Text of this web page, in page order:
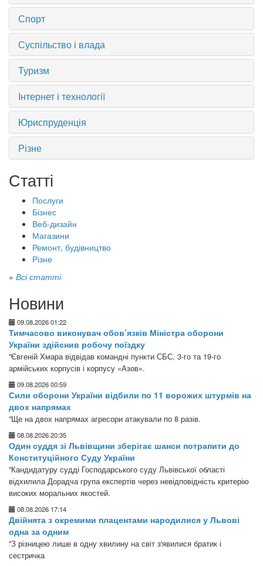
Спорт
Суспільство і влада
Туризм
Інтернет і технології
Юриспруденція
Різне
Статті
Послуги
Бізнес
Веб-дизайн
Магазини
Ремонт, будівництво
Різне
» Всі статті
Новини
09.08.2026 01:22
Тимчасово виконувач обов’язків Міністра оборони
України здійснив робочу поїздку
"Євгеній Хмара відвідав командні пункти СБС, 3-го та 19-го
армійських корпусів і корпусу «Азов».
09.08.2026 00:59
Сили оборони України відбили по 11 ворожих штурмів на
двох напрямах
"Ще на двох напрямах агресори атакували по 8 разів.
08.08.2026 20:35
Один суддя зі Львівщини зберігає шанси потрапити до
Конституційного Суду України
"Кандидатуру судді Господарського суду Львівської області
відхилила Дорадча група експертів через невідповідність критерію
високих моральних якостей.
08.08.2026 17:14
Двійнята з окремими плацентами народилися у Львові
одна за одним
"З різницею лише в одну хвилину на світ з'явилися братик і
сестричка